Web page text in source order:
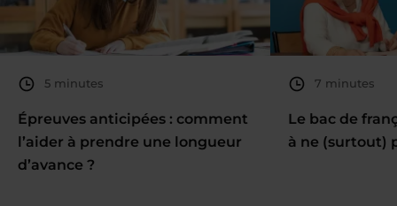
5 minutes
Épreuves anticipées : comment
l’aider à prendre une longueur
d’avance ?
7 minutes
Le bac de
à ne (surtout)